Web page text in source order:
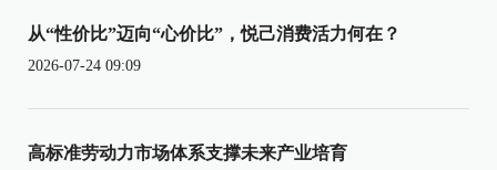
从“性价比”迈向“心价比”，悦己消费活力何在？
2026-07-24 09:09
高标准劳动力市场体系支撑未来产业培育